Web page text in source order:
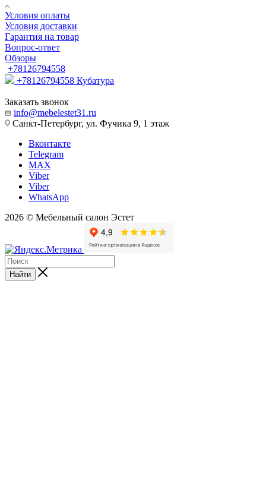
Условия оплаты
Условия доставки
Гарантия на товар
Вопрос-ответ
Обзоры
+78126794558
+78126794558 Кубатура
Заказать звонок
info@mebelestet31.ru
Санкт-Петербург, ул. Фучика 9, 1 этаж
Вконтакте
Telegram
MAX
Viber
Viber
WhatsApp
2026 © Мебельный салон Эстет
Найти